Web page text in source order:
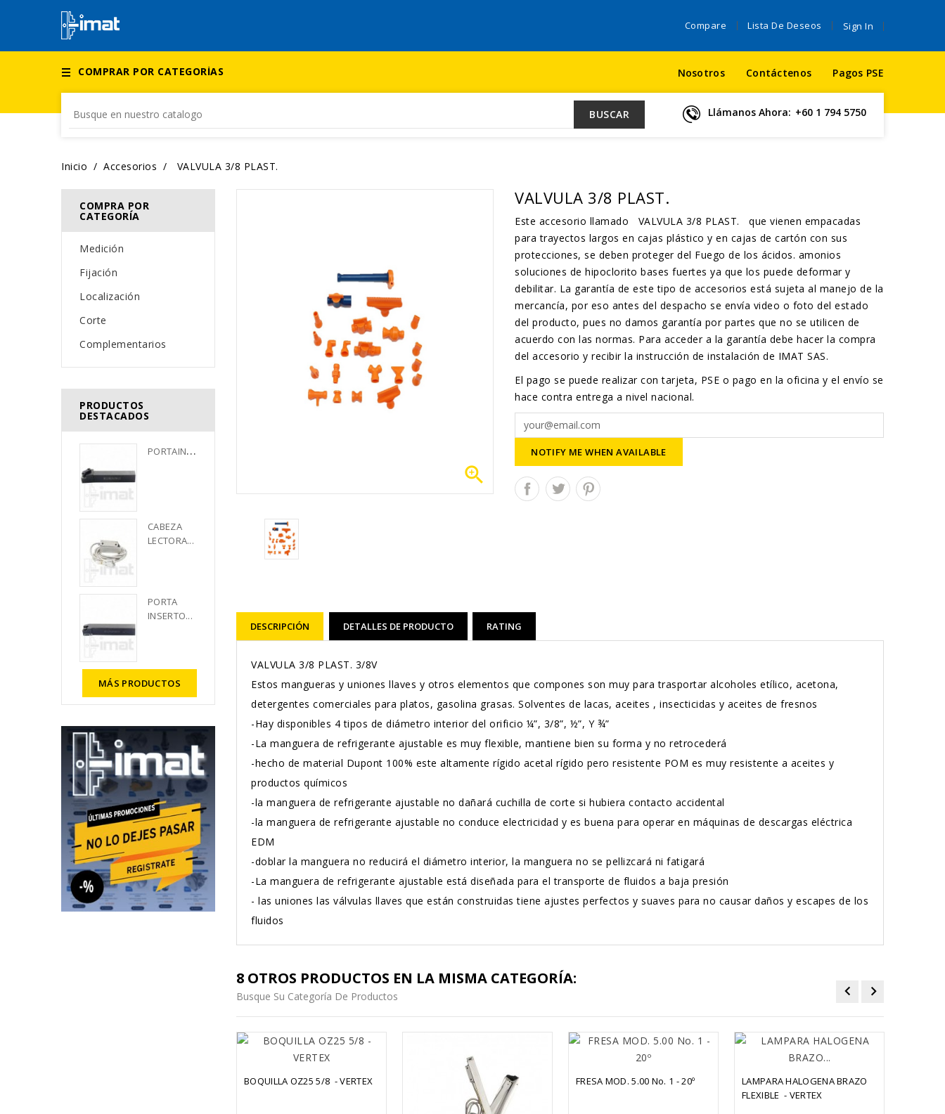
Sign In
Lista De Deseos
Compare
Nosotros Contáctenos Pagos PSE
COMPRAR POR CATEGORÍAS
BUSCAR Llámanos Ahora: +60 1 794 5750
Inicio Accesorios VALVULA 3/8 PLAST.
COMPRA POR
CATEGORÍA
Medición
Fijación
Localización
Corte
Complementarios
PRODUCTOS
DESTACADOS
P
ORTAINSERTO...
CABEZA
LECTORA...
PORTA
INSERTO...
MÁS PRODUCTOS

VALVULA 3/8 PLAST.
Este accesorio llamado VALVULA 3/8 PLAST. que vienen empacadas
para trayectos largos en cajas plástico y en cajas de cartón con sus
protecciones, se deben proteger del Fuego de los ácidos. amonios
soluciones de hipoclorito bases fuertes ya que los puede deformar y
debilitar. La garantía de este tipo de accesorios está sujeta al manejo de la
mercancía, por eso antes del despacho se envía video o foto del estado
del producto, pues no damos garantía por partes que no se utilicen de
acuerdo con las normas. Para acceder a la garantía debe hacer la compra
del accesorio y recibir la instrucción de instalación de IMAT SAS.
El pago se puede realizar con tarjeta, PSE o pago en la oficina y el envío se
hace contra entrega a nivel nacional.
NOTIFY ME WHEN AVAILABLE
DESCRIPCIÓN DETALLES DE PRODUCTO RATING
VALVULA 3/8 PLAST. 3/8V
Estos mangueras y uniones llaves y otros elementos que compones son muy para trasportar alcoholes etílico, acetona,
detergentes comerciales para platos, gasolina grasas. Solventes de lacas, aceites , insecticidas y aceites de fresnos
-Hay disponibles 4 tipos de diámetro interior del orificio ¼”, 3/8”, ½”, Y ¾”
-La manguera de refrigerante ajustable es muy flexible, mantiene bien su forma y no retrocederá
-hecho de material Dupont 100% este altamente rígido acetal rígido pero resistente POM es muy resistente a aceites y
productos químicos
-la manguera de refrigerante ajustable no dañará cuchilla de corte si hubiera contacto accidental
-la manguera de refrigerante ajustable no conduce electricidad y es buena para operar en máquinas de descargas eléctrica
EDM
-doblar la manguera no reducirá el diámetro interior, la manguera no se pellizcará ni fatigará
-La manguera de refrigerante ajustable está diseñada para el transporte de fluidos a baja presión
- las uniones las válvulas llaves que están construidas tiene ajustes perfectos y suaves para no causar daños y escapes de los
fluidos
8 OTROS PRODUCTOS EN LA MISMA CATEGORÍA:
Busque Su Categoría De Productos
BOQUILLA OZ25 5/8  - VERTEX FRESA MOD. 5.00 No. 1 - 20º
LAMPARA HALOGENA BRAZO
FLEXIBLE  - VERTEX